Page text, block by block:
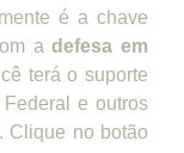
é a chave
adefesa em
terá o suporte
e outros
Clique no botão